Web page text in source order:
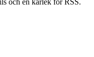
och en kärlek för RSS.